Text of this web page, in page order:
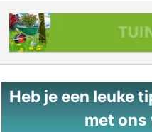
Heb je een leuke
met ons